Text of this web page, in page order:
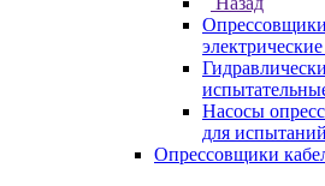
электрические
Насосы
для
Опрессовщики